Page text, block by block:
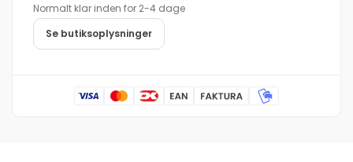
51579-
965
kobolt
shirt
51579-
965
Normalt klar inden for 2-4 dage
Se butiksoplysninger